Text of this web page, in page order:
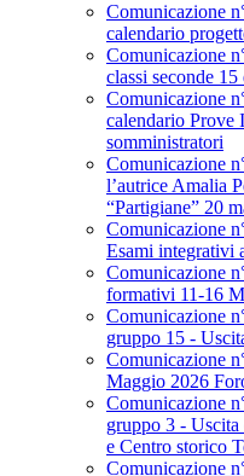
Comunicazione
calendario
Comunicazione
classi seconde
Comunicazione
calendario Prove
somministratori
Comunicazione
l’autrice Amalia
“Partigiane” 20
Comunicazione
Esami integrativi
Comunicazione
formativi 11-16
Comunicazione
gruppo 15 -
Comunicazione
Maggio 2026
Comunicazione
gruppo 3 -
e Centro storico
Comunicazione